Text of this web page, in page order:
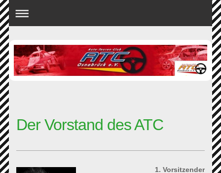
Der Vorstand des ATC
1. Vorsitzender